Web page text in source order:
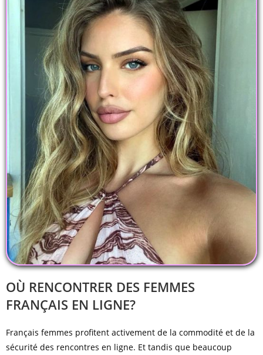
OÙ RENCONTRER DES FEMMES
FRANÇAIS EN LIGNE?
Français femmes profitent activement de la commodité et de la
sécurité des rencontres en ligne. Et tandis que beaucoup